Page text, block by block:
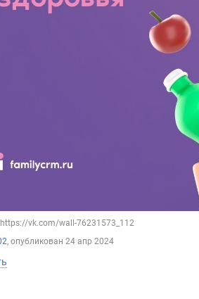
vk.com/wall-76231573_112
, опубликован 24 апр 2024